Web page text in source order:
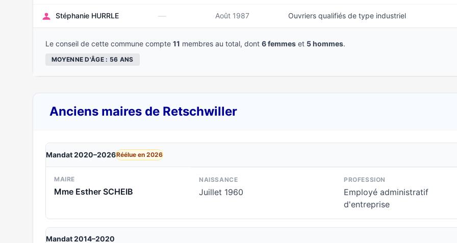
Stéphanie HURRLE — Août 1987 Ouvriers qualifiés de type industriel
Le conseil de cette commune compte 11 membres au total, dont 6 femmes et 5 hommes.
MOYENNE D'ÂGE : 56 ANS
Anciens maires de Retschwiller
Mandat 2020–2026Réélue en 2026
MAIRE
Mme Esther SCHEIB
NAISSANCE
Juillet 1960
PROFESSION
Employé administratif
d'entreprise
Mandat 2014–2020